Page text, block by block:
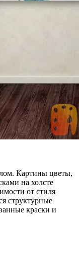
Картины цветы,
на холсте
от стиля
структурные
краски и